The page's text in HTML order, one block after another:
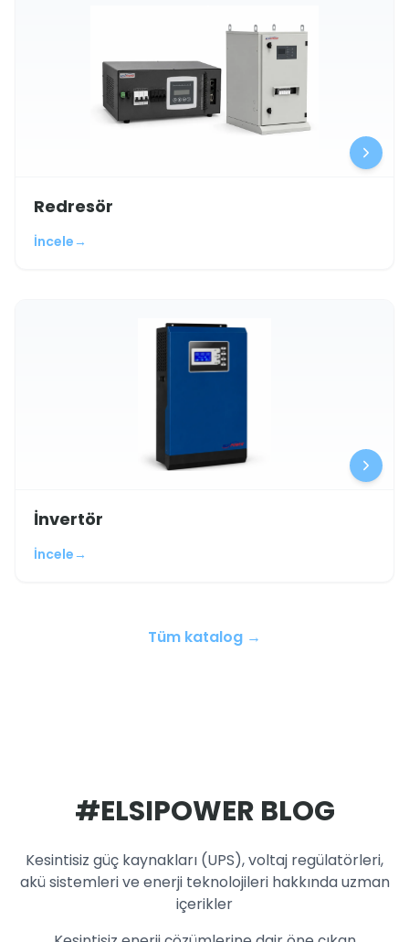
Redresör
İncele →
İnvertör
İncele →
Tüm katalog →
#ELSIPOWER BLOG
Kesintisiz güç kaynakları (UPS), voltaj regülatörleri,
akü sistemleri ve enerji teknolojileri hakkında uzman
içerikler